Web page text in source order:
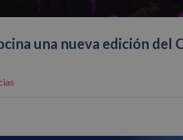
una nueva edición del